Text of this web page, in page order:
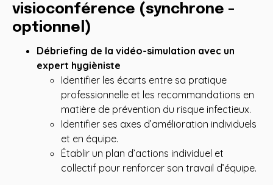
visioconférence (synchrone -
optionnel)
Débriefing de la vidéo-simulation avec un
expert hygièniste
Identifier les écarts entre sa pratique
professionnelle et les recommandations en
matière de prévention du risque infectieux.
Identifier ses axes d’amélioration individuels
et en équipe.
Établir un plan d’actions individuel et
collectif pour renforcer son travail d’équipe.